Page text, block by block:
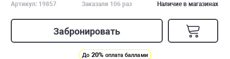
Артикул: 19857 Заказали 106 раз Наличие в магазинах
Забронировать
До 20% оплата баллами